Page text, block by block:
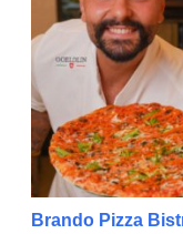
Brando Pizza